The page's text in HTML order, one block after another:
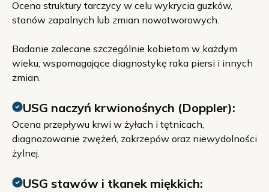
Ocena struktury tarczycy w celu wykrycia guzków,
stanów zapalnych lub zmian nowotworowych.
Badanie zalecane szczególnie kobietom w każdym
wieku, wspomagające diagnostykę raka piersi i innych
zmian.
USG naczyń krwionośnych (Doppler):
Ocena przepływu krwi w żyłach i tętnicach,
diagnozowanie zwężeń, zakrzepów oraz niewydolności
żylnej.
USG stawów i tkanek miękkich: